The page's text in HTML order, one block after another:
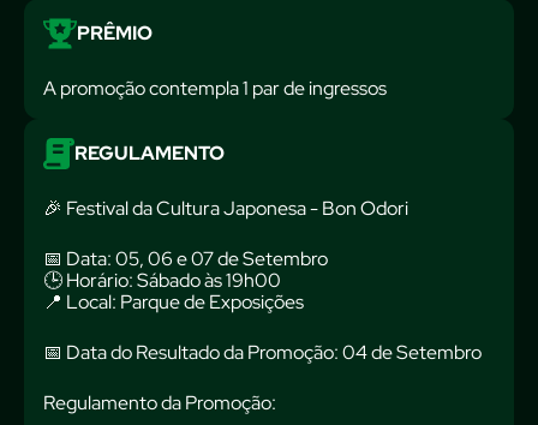
PRÊMIO
A promoção contempla 1 par de ingressos
REGULAMENTO
🎉 Festival da Cultura Japonesa - Bon Odori
📅 Data: 05, 06 e 07 de Setembro
🕒 Horário: Sábado às 19h00
📍 Local: Parque de Exposições
📅 Data do Resultado da Promoção: 04 de Setembro
Regulamento da Promoção: